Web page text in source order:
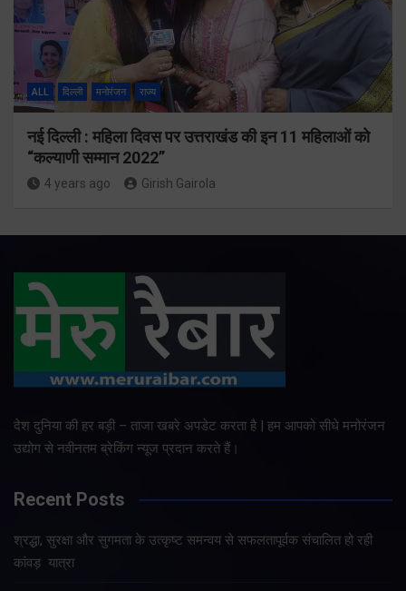
ALL दिल्ली मनोरंजन राज्य
नई दिल्ली : महिला दिवस पर उत्तराखंड की इन 11 महिलाओं को
“कल्याणी सम्मान 2022”
4 years ago Girish Gairola
देश दुनिया की हर बड़ी – ताजा खबरे अपडेट करता है | हम आपको सीधे मनोरंजन
उद्योग से नवीनतम ब्रेकिंग न्यूज प्रदान करते हैं।
Recent Posts
श्रद्धा, सुरक्षा और सुगमता के उत्कृष्ट समन्वय से सफलतापूर्वक संचालित हो रही
कांवड़ यात्रा